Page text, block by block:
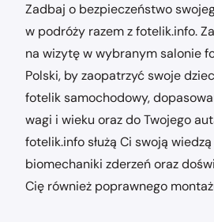
Zadbaj o bezpieczeństwo
w podróży razem z fotelik.info.
na wizytę w wybranym salonie
Polski, by zaopatrzyć swoje
fotelik samochodowy,
wagi i wieku oraz do Twojego
fotelik.info służą Ci swoją
biomechaniki zderzeń oraz
Cię również poprawnego